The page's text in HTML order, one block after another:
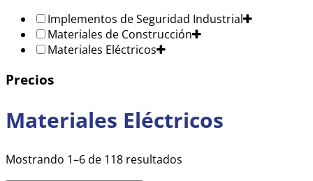
Implementos de Seguridad Industrial
Materiales de Construcción
Materiales Eléctricos
Precios
Materiales Eléctricos
Mostrando 1–6 de 118 resultados